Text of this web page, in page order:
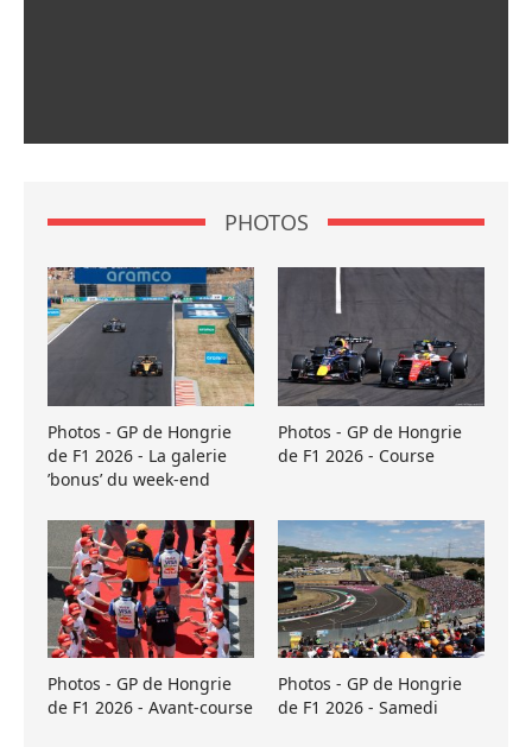
PHOTOS
Photos - GP de Hongrie
de F1 2026 - La galerie
’bonus’ du week-end
Photos - GP de Hongrie
de F1 2026 - Course
Photos - GP de Hongrie
de F1 2026 - Avant-course
Photos - GP de Hongrie
de F1 2026 - Samedi